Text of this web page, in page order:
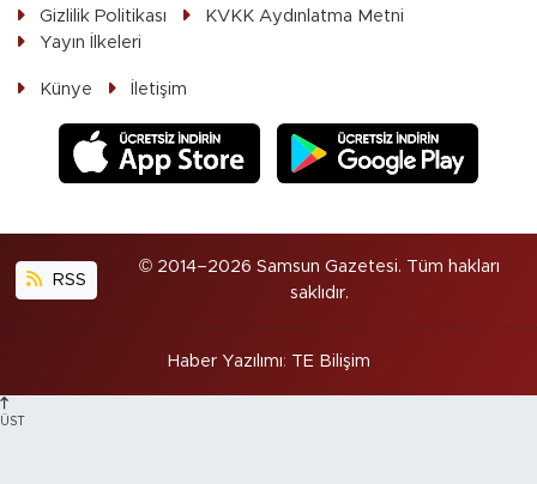
Gizlilik Politikası
KVKK Aydınlatma Metni
Yayın İlkeleri
Künye İletişim
RSS
© 2014–2026 Samsun Gazetesi. Tüm hakları
saklıdır.
Haber Yazılımı: TE Bilişim
ÜST